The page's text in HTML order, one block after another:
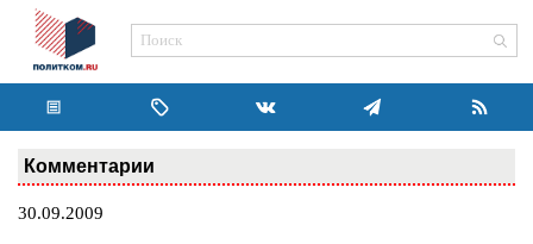
Комментарии
30.09.2009